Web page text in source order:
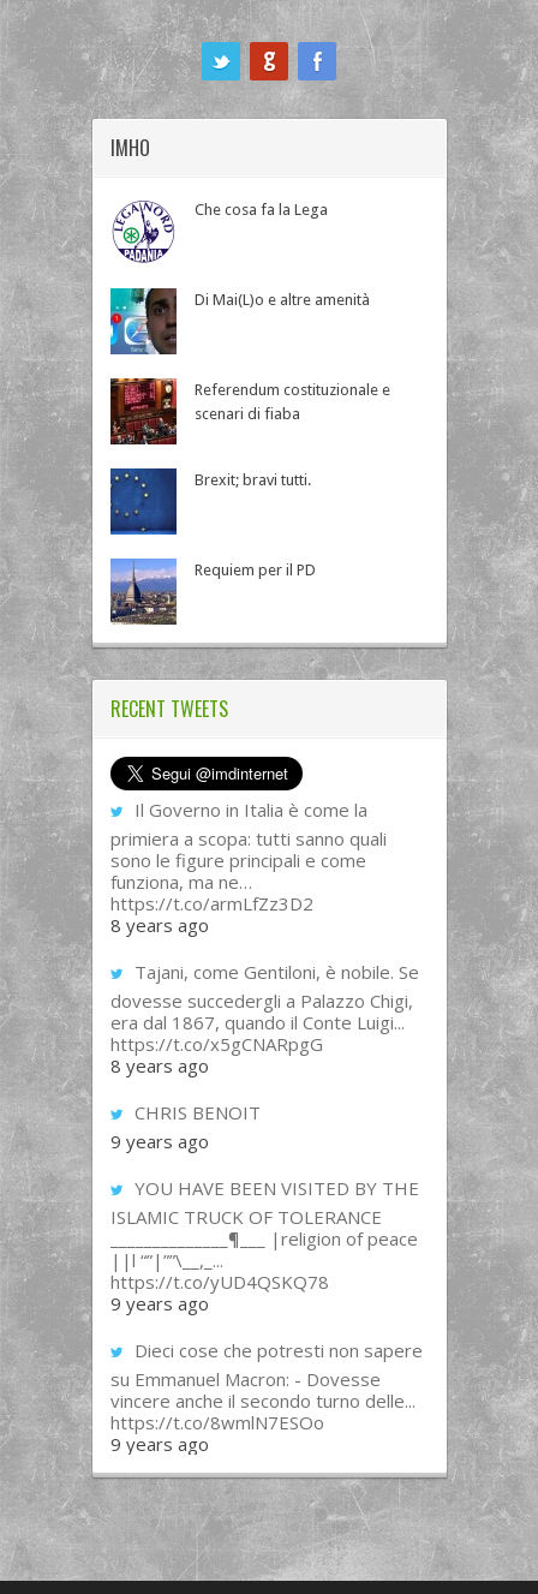
IMHO
Che cosa fa la Lega
Di Mai(L)o e altre amenità
Referendum costituzionale e
scenari di fiaba
Brexit; bravi tutti.
Requiem per il PD
RECENT TWEETS
Il Governo in Italia è come la
primiera a scopa: tutti sanno quali
sono le figure principali e come
funziona, ma ne…
https://t.co/armLfZz3D2
8 years ago
Tajani, come Gentiloni, è nobile. Se
dovesse succedergli a Palazzo Chigi,
era dal 1867, quando il Conte Luigi...
https://t.co/x5gCNARpgG
8 years ago
CHRIS BENOIT
9 years ago
YOU HAVE BEEN VISITED BY THE
ISLAMIC TRUCK OF TOLERANCE
______________¶___ |religion of peace
||l “”|””\__,_...
https://t.co/yUD4QSKQ78
9 years ago
Dieci cose che potresti non sapere
su Emmanuel Macron: - Dovesse
vincere anche il secondo turno delle...
https://t.co/8wmlN7ESOo
9 years ago